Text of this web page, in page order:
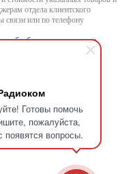
Готовы помочь
пожалуйста,
появятся вопросы.
отдела клиентского
или по телефону
обработку персональных
Политики